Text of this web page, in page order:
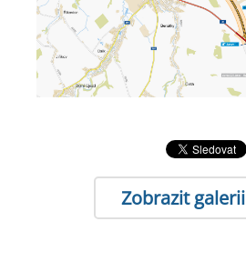
Zobrazit galerii